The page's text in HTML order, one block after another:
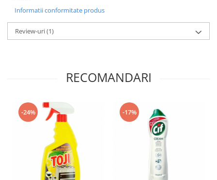
Informatii conformitate produs
Review-uri(1)
RECOMANDARI
-24% -17%